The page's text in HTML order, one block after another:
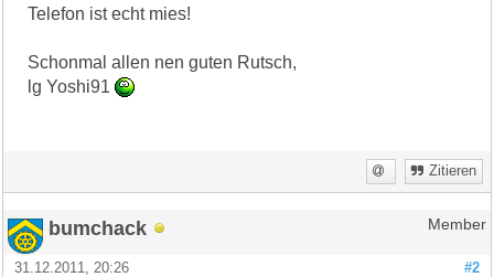
Telefon ist echt mies!
Schonmal allen nen guten Rutsch,
lg Yoshi91
Zitieren
bumchack Member
#2
31.12.2011, 20:26